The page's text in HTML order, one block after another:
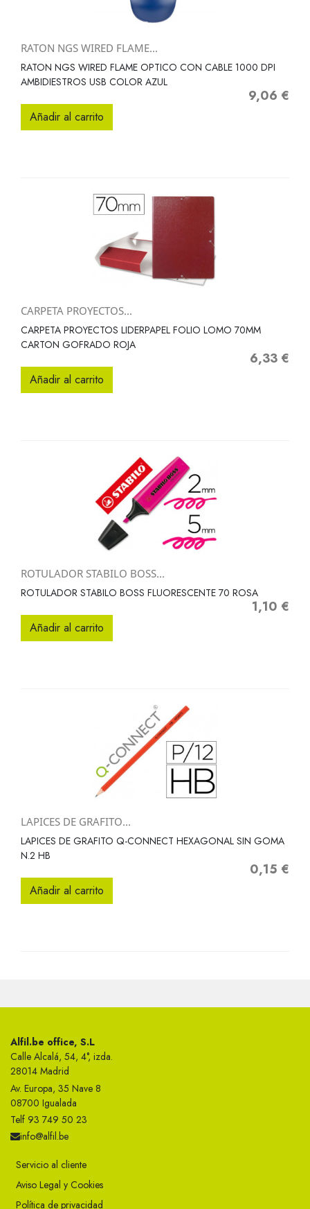
RATON NGS WIRED FLAME...
RATON NGS WIRED FLAME OPTICO CON CABLE 1000 DPI
AMBIDIESTROS USB COLOR AZUL
Precio
9,06 €
Añadir al carrito
CARPETA PROYECTOS...
CARPETA PROYECTOS LIDERPAPEL FOLIO LOMO 70MM
CARTON GOFRADO ROJA
Precio
6,33 €
Añadir al carrito
ROTULADOR STABILO BOSS...
ROTULADOR STABILO BOSS FLUORESCENTE 70 ROSA
Precio
1,10 €
Añadir al carrito
LAPICES DE GRAFITO...
LAPICES DE GRAFITO Q-CONNECT HEXAGONAL SIN GOMA
N.2 HB
Precio
0,15 €
Añadir al carrito
Alfil.be office, S.L
Calle Alcalá, 54, 4°, izda.
28014 Madrid
Av. Europa, 35 Nave 8
08700 Igualada
Telf 93 749 50 23
info@alfil.be
Servicio al cliente
Aviso Legal y Cookies
Política de privacidad